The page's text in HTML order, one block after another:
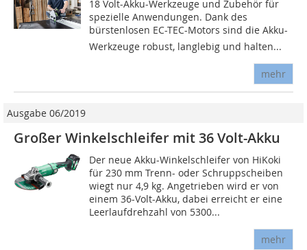
18 Volt-Akku-Werkzeuge und Zubehör für
spezielle Anwendungen. Dank des
bürstenlosen EC-TEC-Motors sind die Akku-
Werkzeuge robust, langlebig und halten...
mehr
Ausgabe 06/2019
Großer Winkelschleifer mit 36 Volt-Akku
Der neue Akku-Winkelschleifer von HiKoki
für 230 mm Trenn- oder Schruppscheiben
wiegt nur 4,9 kg. Angetrieben wird er von
einem 36-Volt-Akku, dabei erreicht er eine
Leerlaufdrehzahl von 5300...
mehr